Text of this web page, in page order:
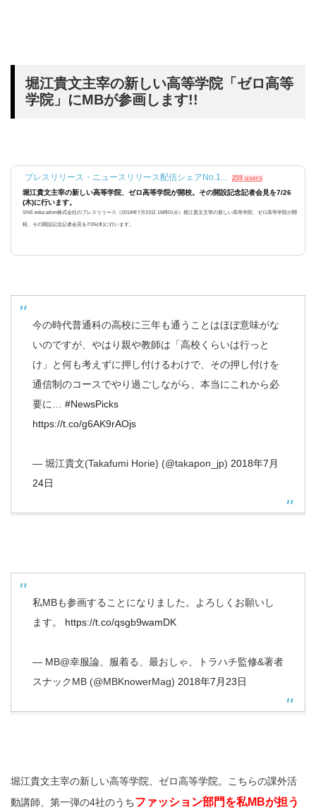
堀江貴文主宰の新しい高等学院「ゼロ高等
学院」にMBが参画します!!
プレスリリース・ニュースリリース配信シェアNo.1... 259 users
堀江貴文主宰の新しい高等学院、ゼロ高等学院が開校。その開設記念記者会見を7/26
(木)に行います。
SNS education株式会社のプレスリリース（2018年7月23日 15時01分）堀江貴文主宰の新しい高等学院、ゼロ高等学院が開
校。その開設記念記者会見を7/26(木)に行います。
今の時代普通科の高校に三年も通うことはほぼ意味がな
いのですが、やはり親や教師は「高校くらいは行っと
け」と何も考えずに押し付けるわけで、その押し付けを
通信制のコースでやり過ごしながら、本当にこれから必
要に… #NewsPicks
https://t.co/g6AK9rAOjs
— 堀江貴文(Takafumi Horie) (@takapon_jp) 2018年7月
24日
私MBも参画することになりました。よろしくお願いし
ます。 https://t.co/qsgb9wamDK
— MB@幸服論、服着る、最おしゃ、トラハチ監修&著者
スナックMB (@MBKnowerMag) 2018年7月23日
堀江貴文主宰の新しい高等学院、ゼロ高等学院。こちらの課外活
動講師、第一弾の4社のうちファッション部門を私MBが担う